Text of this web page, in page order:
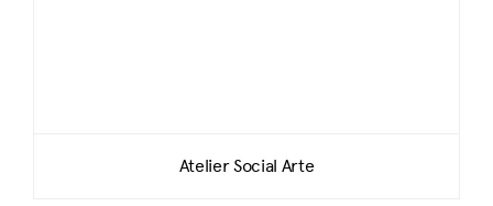
Atelier Social Arte